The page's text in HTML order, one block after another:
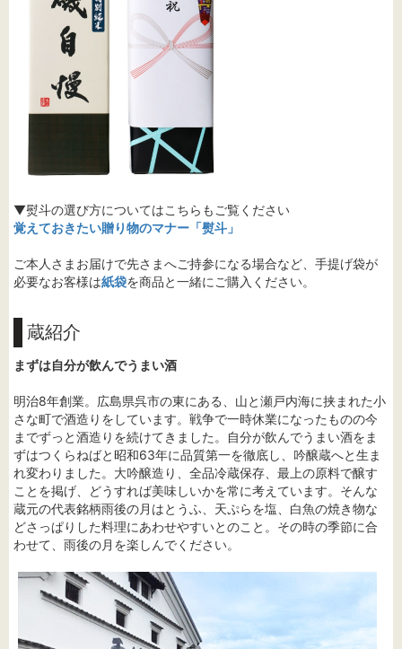
▼熨斗の選び方についてはこちらもご覧ください
覚えておきたい贈り物のマナー「熨斗」
ご本人さまお届けで先さまへご持参になる場合など、手提げ袋が
必要なお客様は紙袋を商品と一緒にご購入ください。
蔵紹介
まずは自分が飲んでうまい酒
明治8年創業。広島県呉市の東にある、山と瀬戸内海に挟まれた小
さな町で酒造りをしています。戦争で一時休業になったものの今
までずっと酒造りを続けてきました。自分が飲んでうまい酒をま
ずはつくらねばと昭和63年に品質第一を徹底し、吟醸蔵へと生ま
れ変わりました。大吟醸造り、全品冷蔵保存、最上の原料で醸す
ことを掲げ、どうすれば美味しいかを常に考えています。そんな
蔵元の代表銘柄雨後の月はとうふ、天ぷらを塩、白魚の焼き物な
どさっぱりした料理にあわせやすいとのこと。その時の季節に合
わせて、雨後の月を楽しんでください。